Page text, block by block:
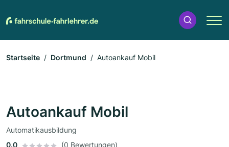
Startseite Dortmund Autoankauf Mobil
Autoankauf Mobil
Automatikausbildung
0.0
(0 Bewertungen)